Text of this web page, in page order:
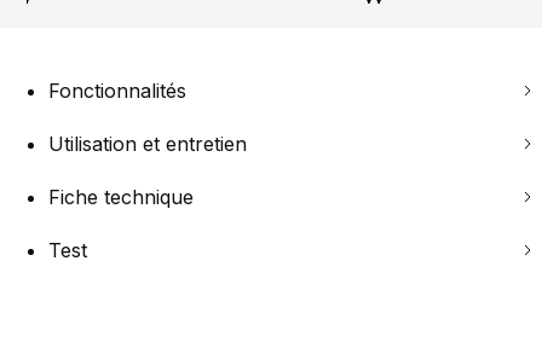
Fonctionnalités
Utilisation et entretien
Fiche technique
Test